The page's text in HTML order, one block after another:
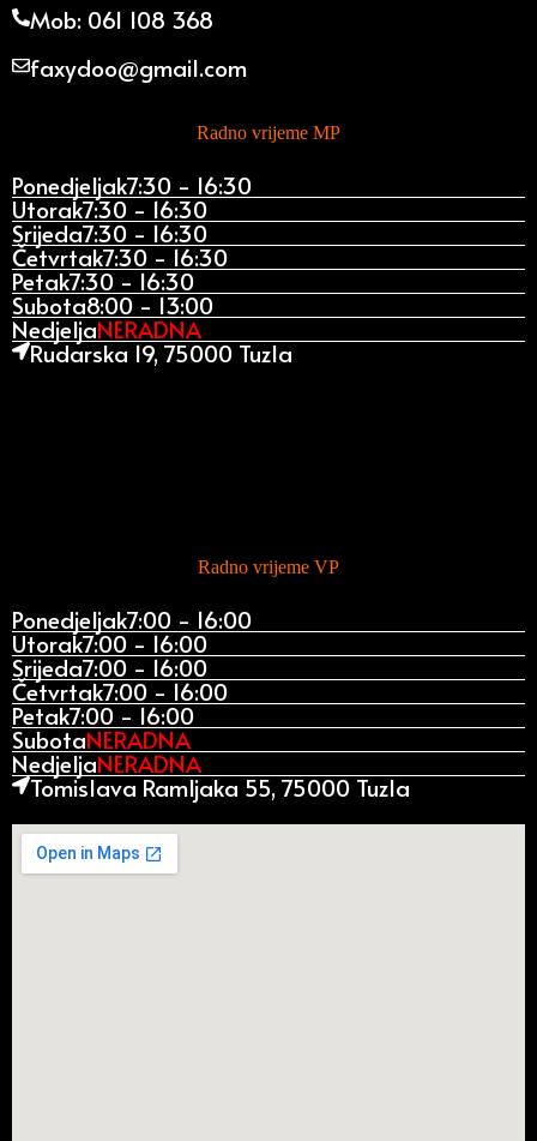
Mob: 061 108 368
faxydoo@gmail.com
Radno vrijeme MP
Ponedjeljak7:30 - 16:30
Utorak7:30 - 16:30
Srijeda7:30 - 16:30
Četvrtak7:30 - 16:30
Petak7:30 - 16:30
Subota8:00 - 13:00
NedjeljaNERADNA
Rudarska 19, 75000 Tuzla
Radno vrijeme VP
Ponedjeljak7:00 - 16:00
Utorak7:00 - 16:00
Srijeda7:00 - 16:00
Četvrtak7:00 - 16:00
Petak7:00 - 16:00
SubotaNERADNA
NedjeljaNERADNA
Tomislava Ramljaka 55, 75000 Tuzla